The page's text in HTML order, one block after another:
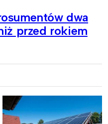
dwa
przed rokiem